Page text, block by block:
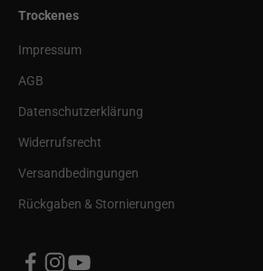
Trockenes
Impressum
AGB
Datenschutzerklärung
Widerrufsrecht
Versandbedingungen
Rückgaben & Stornierungen